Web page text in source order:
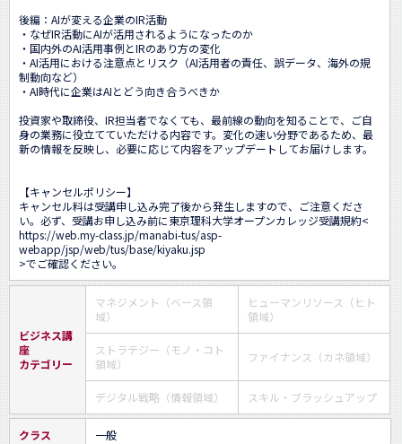
後編：AIが変える企業のIR活動
・なぜIR活動にAIが活用されるようになったのか
・国内外のAI活用事例とIRのあり方の変化
・AI活用における注意点とリスク（AI活用者の責任、誤データ、海外の規
制動向など）
・AI時代に企業はAIとどう向き合うべきか
投資家や取締役、IR担当者でなくても、最前線の動向を知ることで、ご自
身の業務に役立てていただける内容です。変化の速い分野であるため、最
新の情報を反映し、必要に応じて内容をアップデートしてお届けします。
【キャンセルポリシー】
キャンセル料は受講申し込み完了後から発生しますので、ご注意くださ
い。必ず、受講お申し込み前に東京理科大学オープンカレッジ受講規約<
https://web.my-class.jp/manabi-tus/asp-
webapp/jsp/web/tus/base/kiyaku.jsp
>でご確認ください。
ビジネス講
座
カテゴリー
マネジメント（ベース領
域）
ヒューマンリソース（ヒト
領域）
ストラテジー（モノ・コト
領域）
ファイナンス（カネ領域）
デジタル戦略（情報領域） スキル・ブラッシュアップ
クラス 一般